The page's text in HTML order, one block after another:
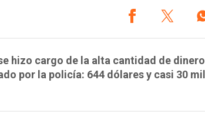
hizo cargo de la alta cantidad de dinero
por la policía: 644 dólares y casi 30 mil